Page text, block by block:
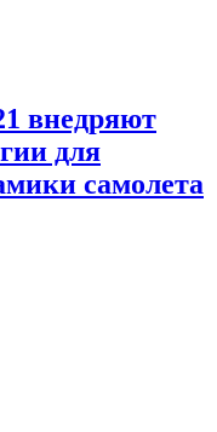
внедряют
для
самолета